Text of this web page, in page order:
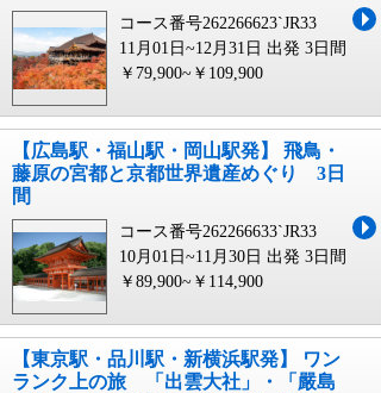
コース番号262266623`JR33
11月01日~12月31日 出発 3日間
￥79,900~￥109,900
【広島駅・福山駅・岡山駅発】 飛鳥・
藤原の宮都と京都世界遺産めぐり 3日
間
コース番号262266633`JR33
10月01日~11月30日 出発 3日間
￥89,900~￥114,900
【東京駅・品川駅・新横浜駅発】 ワン
ランク上の旅 「出雲大社」・「嚴島